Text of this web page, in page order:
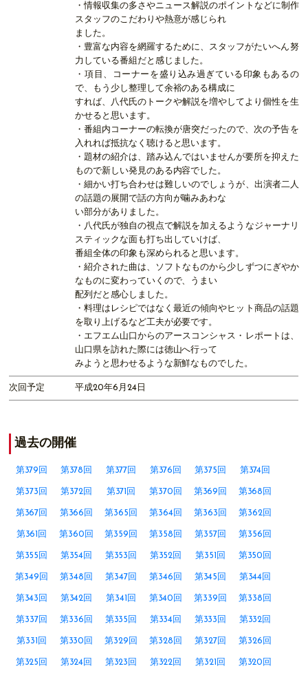
・情報収集の多さやニュース解説のポイントなどに制作
スタッフのこだわりや熱意が感じられ
ました。
・豊富な内容を網羅するために、スタッフがたいへん努
力している番組だと感じました。
・項目、コーナーを盛り込み過ぎている印象もあるの
で、もう少し整理して余裕のある構成に
すれば、八代氏のトークや解説を増やしてより個性を生
かせると思います。
・番組内コーナーの転換が唐突だったので、次の予告を
入れれば抵抗なく聴けると思います。
・題材の紹介は、踏み込んではいませんが要所を抑えた
もので新しい発見のある内容でした。
・細かい打ち合わせは難しいのでしょうが、出演者二人
の話題の展開で話の方向が噛みあわな
い部分がありました。
・八代氏が独自の視点で解説を加えるようなジャーナリ
スティックな面も打ち出していけば、
番組全体の印象も深められると思います。
・紹介された曲は、ソフトなものから少しずつにぎやか
なものに変わっていくので、うまい
配列だと感心しました。
・料理はレシピではなく最近の傾向やヒット商品の話題
を取り上げるなど工夫が必要です。
・エフエム山口からのアースコンシャス・レポートは、
山口県を訪れた際には徳山へ行って
みようと思わせるような新鮮なものでした。
次回予定 平成20年6月24日
過去の開催
第379回 第378回 第377回 第376回 第375回 第374回
第373回 第372回 第371回 第370回 第369回 第368回
第367回 第366回 第365回 第364回 第363回 第362回
第361回 第360回 第359回 第358回 第357回 第356回
第355回 第354回 第353回 第352回 第351回 第350回
第349回 第348回 第347回 第346回 第345回 第344回
第343回 第342回 第341回 第340回 第339回 第338回
第337回 第336回 第335回 第334回 第333回 第332回
第331回 第330回 第329回 第328回 第327回 第326回
第325回 第324回 第323回 第322回 第321回 第320回